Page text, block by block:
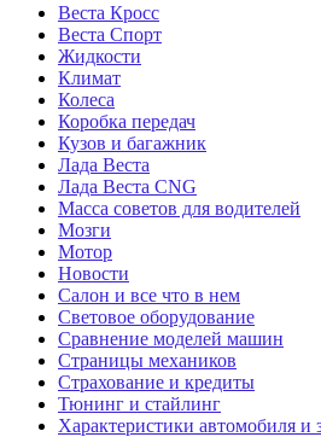
Веста Кросс
Веста Спорт
Жидкости
Климат
Колеса
Коробка передач
Кузов и багажник
Лада Веста
Лада Веста CNG
Масса советов для водителей
Мозги
Мотор
Новости
Салон и все что в нем
Световое оборудование
Сравнение моделей машин
Страницы механиков
Страхование и кредиты
Тюнинг и стайлинг
Характеристики автомобиля и